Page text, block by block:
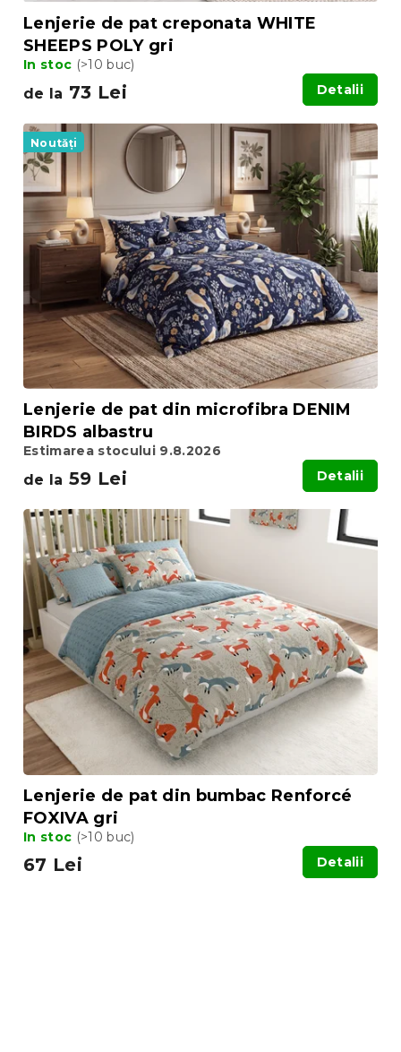
Lenjerie de pat creponata WHITE
SHEEPS POLY gri
In stoc (>10 buc)
de la 73 Lei Detalii
Noutăți
Lenjerie de pat din microfibra DENIM
BIRDS albastru
Estimarea stocului 9.8.2026
de la 59 Lei Detalii
Lenjerie de pat din bumbac Renforcé
FOXIVA gri
In stoc (>10 buc)
67 Lei Detalii